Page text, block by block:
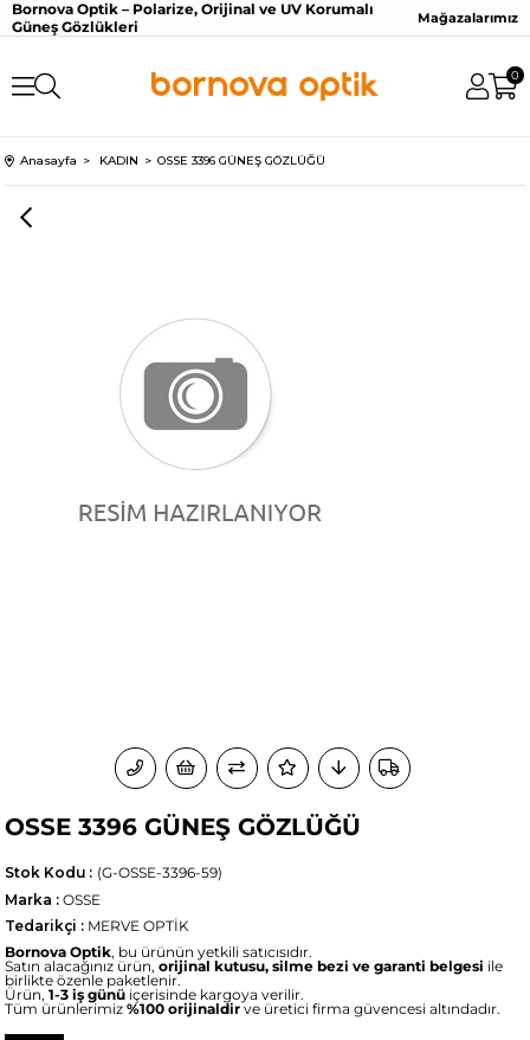
Bornova Optik – Polarize, Orijinal ve UV Korumalı
Güneş Gözlükleri
Mağazalarımız
0
Anasayfa KADIN OSSE 3396 GÜNEŞ GÖZLÜĞÜ
OSSE 3396 GÜNEŞ GÖZLÜĞÜ
(G-OSSE-3396-59)
Stok Kodu
Marka : OSSE
Tedarikçi : MERVE OPTİK
Bornova Optik, bu ürünün yetkili satıcısıdır.
Satın alacağınız ürün,orijinal kutusu, silme bezi ve garanti belgesi ile
birlikte özenle paketlenir.
Ürün,1-3 iş günü içerisinde kargoya verilir.
Tüm ürünlerimiz%100 orijinaldirve üretici firma güvencesi altındadır.